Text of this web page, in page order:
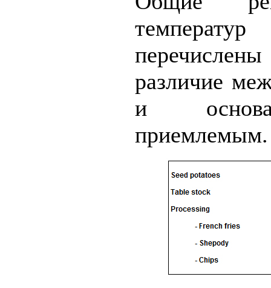
различие
и
приемлемым.